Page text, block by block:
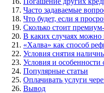
Часто задаваемые
Что будет, если я
Сколько стоит
В каких случаях можно
«Халва» как способ
Условия снятия
Условия и особенности
Популярные статьи
Оплачивать услуги
Вывод